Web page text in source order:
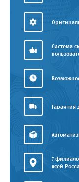
Система
Гарантия
7
всей